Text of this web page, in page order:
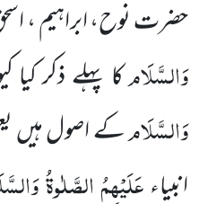
حضرت نوح، ابراہیم ،
وَالسَّلَامکا پہلے ذکر کیا
وَالسَّلَامکے اصول ہیں
انبیاءعَلَیْہِمُ الصَّلٰوۃُ